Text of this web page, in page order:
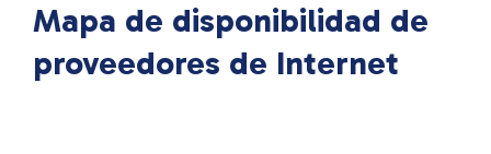
Mapa de disponibilidad de
proveedores de Internet